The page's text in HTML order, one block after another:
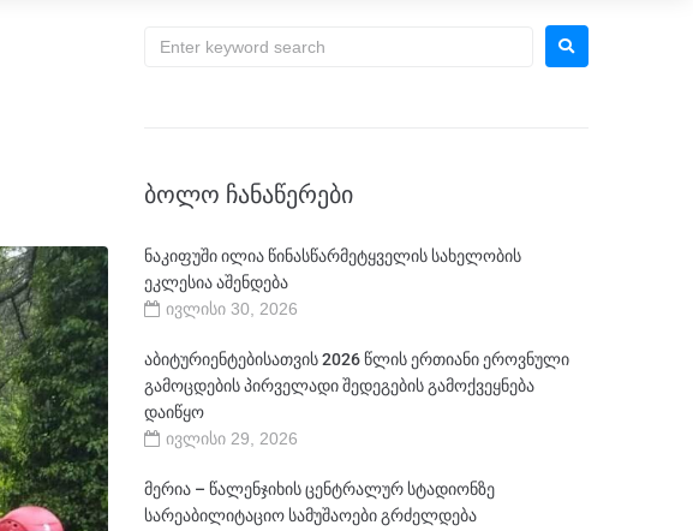
ᲑᲝᲚᲝ ᲩᲐᲜᲐᲬᲔᲠᲔᲑᲘ
ნაკიფუში ილია წინასწარმეტყველის სახელობის
ეკლესია აშენდება
ივლისი 30, 2026
აბიტურიენტებისათვის 2026 წლის ერთიანი ეროვნული
გამოცდების პირველადი შედეგების გამოქვეყნება
დაიწყო
ივლისი 29, 2026
მერია – წალენჯიხის ცენტრალურ სტადიონზე
სარეაბილიტაციო სამუშაოები გრძელდება